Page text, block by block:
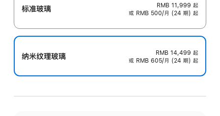
标准玻璃 RMB 11,999 起
或 RMB 500/月 (24 期) 起
纳米纹理玻璃 RMB 14,499 起
或 RMB 605/月 (24 期) 起